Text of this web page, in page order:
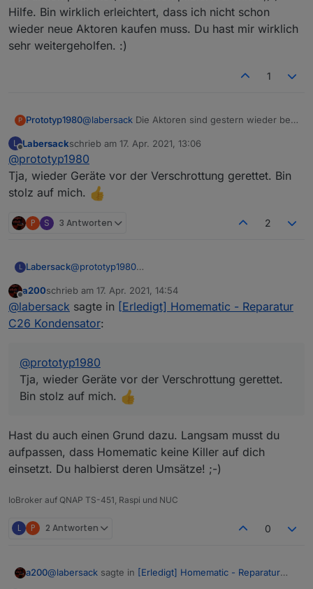
Hilfe. Bin wirklich erleichtert, dass ich nicht schon
wieder neue Aktoren kaufen muss. Du hast mir wirklich
sehr weitergeholfen. :)
1
P Prototyp1980@labersack Die Aktoren sind gestern wieder bei
ein paar Tagen ausgefallen war, gleich wieder
eingebaut und sämtliche Programme wieder
eingerichtet.
Habe dann heute über den Tag hinweg
beobachtet und alles läuft super. Es gibt keine
Fehlermeldungen von der Zentrale und auch der
ausfallen sollten, habe ich gleich noch zwei als
Herzlichen Dank nochmal an Dich für Deine
schnelle und unkomplizierte (also unkompliziert
für mich ;) ) Hilfe. Bin wirklich erleichtert, dass
ich nicht schon wieder neue Aktoren kaufen
:)
L
Offline
Labersackschrieb am 17. Apr. 2021, 13:06
zuletzt editiert von
@prototyp1980
Tja, wieder Geräte vor der Verschrottung gerettet. Bin
stolz auf mich.
P S 3 Antworten 2
L Labersack@prototyp1980
Bin stolz auf mich.
Offline
a200schrieb am 17. Apr. 2021, 14:54
zuletzt editiert von
@labersack sagte in [Erledigt] Homematic - Reparatur
C26 Kondensator:
@prototyp1980
Tja, wieder Geräte vor der Verschrottung gerettet.
Bin stolz auf mich.
Hast du auch einen Grund dazu. Langsam musst du
aufpassen, dass Homematic keine Killer auf dich
einsetzt. Du halbierst deren Umsätze! ;-)
IoBroker auf QNAP TS-451, Raspi und NUC
L P 2 Antworten 0
a200@labersack sagte in [Erledigt] Homematic - Reparatur